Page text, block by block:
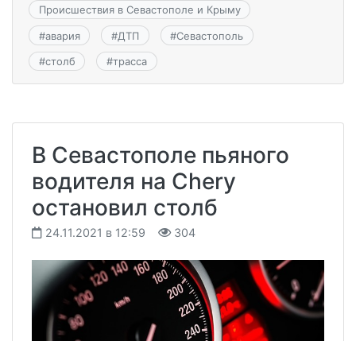
Происшествия в Севастополе и Крыму
#авария #ДТП #Севастополь
#столб #трасса
В Севастополе пьяного
водителя на Chery
остановил столб
24.11.2021 в 12:59 304